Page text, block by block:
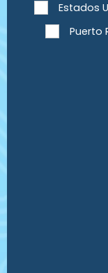
Estados
Puerto